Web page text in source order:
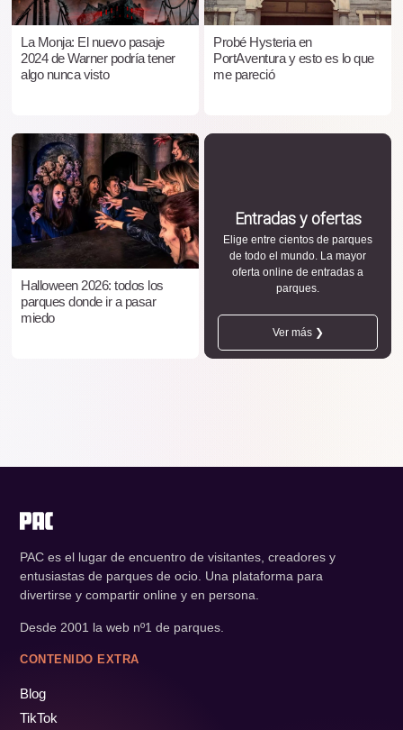
La Monja: El nuevo pasaje
2024 de Warner podría tener
algo nunca visto
Probé Hysteria en
PortAventura y esto es lo que
me pareció
Halloween 2026: todos los
parques donde ir a pasar
miedo
Entradas y ofertas
Elige entre cientos de parques
de todo el mundo. La mayor
oferta online de entradas a
parques.
Ver más ❯
PAC es el lugar de encuentro de visitantes, creadores y
entusiastas de parques de ocio. Una plataforma para
divertirse y compartir online y en persona.
Desde 2001 la web nº1 de parques.
CONTENIDO EXTRA
Blog
TikTok